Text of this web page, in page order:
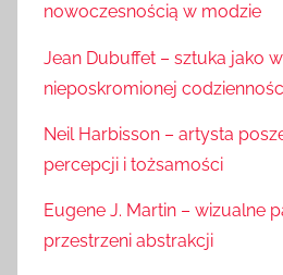
nowoczesnością w modzie
Jean Dubuffet – sztuka jako
nieposkromionej
Neil Harbisson – artysta
percepcji i tożsamości
Eugene J. Martin – wizualne
przestrzeni abstrakcji